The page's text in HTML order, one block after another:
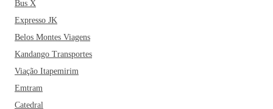
Bus X
Expresso JK
Belos Montes Viagens
Kandango Transportes
Viação Itapemirim
Emtram
Catedral